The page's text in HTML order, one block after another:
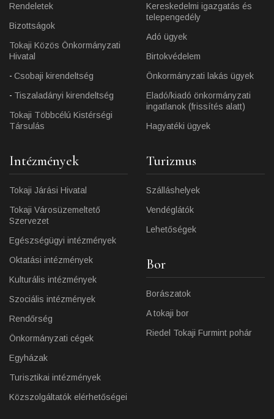
Rendeletek
Bizottságok
Tokaji Közös Önkormányzati
Hivatal
Csobaji kirendeltség
Tiszaladányi kirendeltség
Tokaji Többcélú Kistérségi
Társulás
Kereskedelmi igazgatás és
telepengedély
Adó ügyek
Birtokvédelem
Önkormányzati lakás ügyek
Eladó/kiadó önkormányzati
ingatlanok (frissítés alatt)
Hagyatéki ügyek
Intézmények
Tokaji Járási Hivatal
Tokaji Városüzemeltető
Szervezet
Egészségügyi intézmények
Oktatási intézmények
Kulturális intézmények
Szociális intézmények
Rendőrség
Önkormányzati cégek
Egyházak
Turisztikai intézmények
Közszolgáltatók elérhetőségei
Turizmus
Szálláshelyek
Vendéglátók
Lehetőségek
Bor
Borászatok
A tokaji bor
Riedel Tokaji Furmint pohár